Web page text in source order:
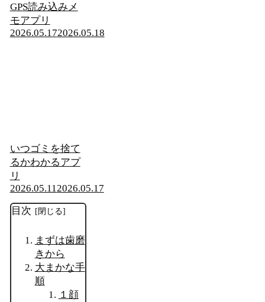
GPS読み込みメ
モアプリ
2026.05.172026.05.18
いつゴミを捨て
るかわかるアプ
リ
2026.05.112026.05.17
目次
まずは歯磨
きから
大まかな手
順
１顔